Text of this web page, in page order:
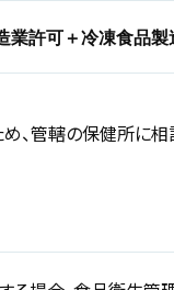
業許可＋冷凍食品製
管轄の保健所に相